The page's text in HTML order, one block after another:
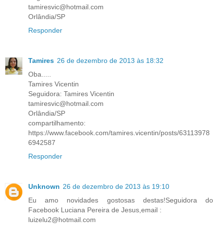
tamiresvic@hotmail.com
Orlândia/SP
Responder
Tamires 26 de dezembro de 2013 às 18:32
Oba.....
Tamires Vicentin
Seguidora: Tamires Vicentin
tamiresvic@hotmail.com
Orlândia/SP
compartilhamento:
https://www.facebook.com/tamires.vicentin/posts/63113978
6942587
Responder
Unknown 26 de dezembro de 2013 às 19:10
Eu amo novidades gostosas destas!Seguidora do
Facebook Luciana Pereira de Jesus,email :
luizelu2@hotmail.com